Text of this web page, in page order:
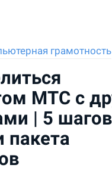
грамотность
МТС с
| 5
пакета